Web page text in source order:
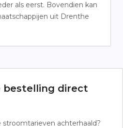
als eerst. Bovendien kan
uit Drenthe
bestelling direct
stroomtarieven achterhaald?